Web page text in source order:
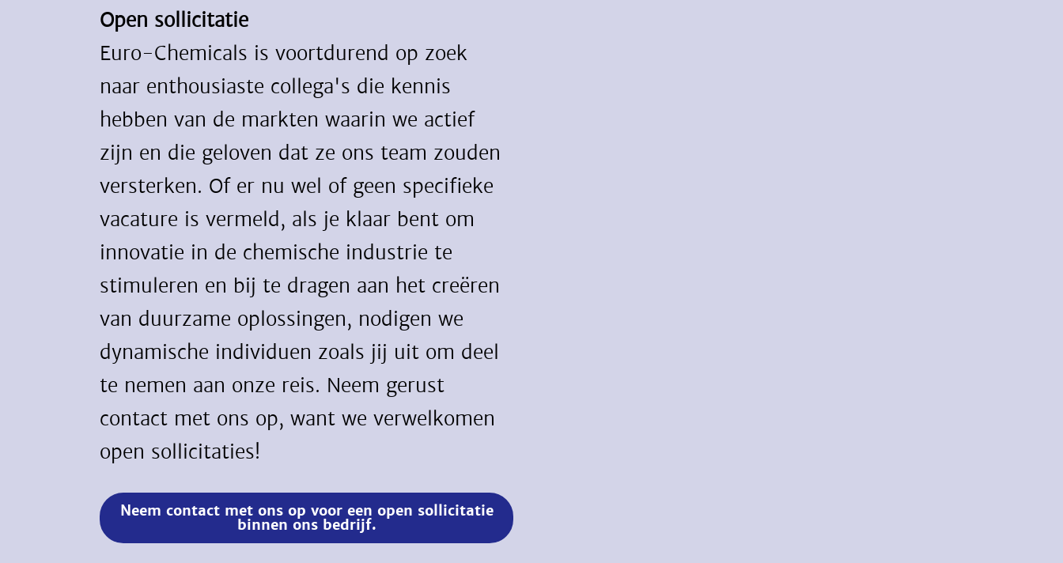
Open sollicitatie
Euro-Chemicals is voortdurend op zoek
naar enthousiaste collega's die kennis
hebben van de markten waarin we actief
zijn en die geloven dat ze ons team zouden
versterken. Of er nu wel of geen specifieke
vacature is vermeld, als je klaar bent om
innovatie in de chemische industrie te
stimuleren en bij te dragen aan het creëren
van duurzame oplossingen, nodigen we
dynamische individuen zoals jij uit om deel
te nemen aan onze reis. Neem gerust
contact met ons op, want we verwelkomen
open sollicitaties!
Neem contact met ons op voor een open sollicitatie
binnen ons bedrijf.